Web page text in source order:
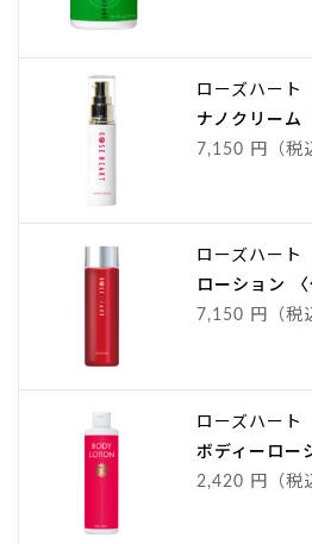
ローズハート
ナノクリーム
7,150 円（税
ローズハート
ローション 〈
7,150 円（税
ローズハート
ボディーロー
2,420 円（税